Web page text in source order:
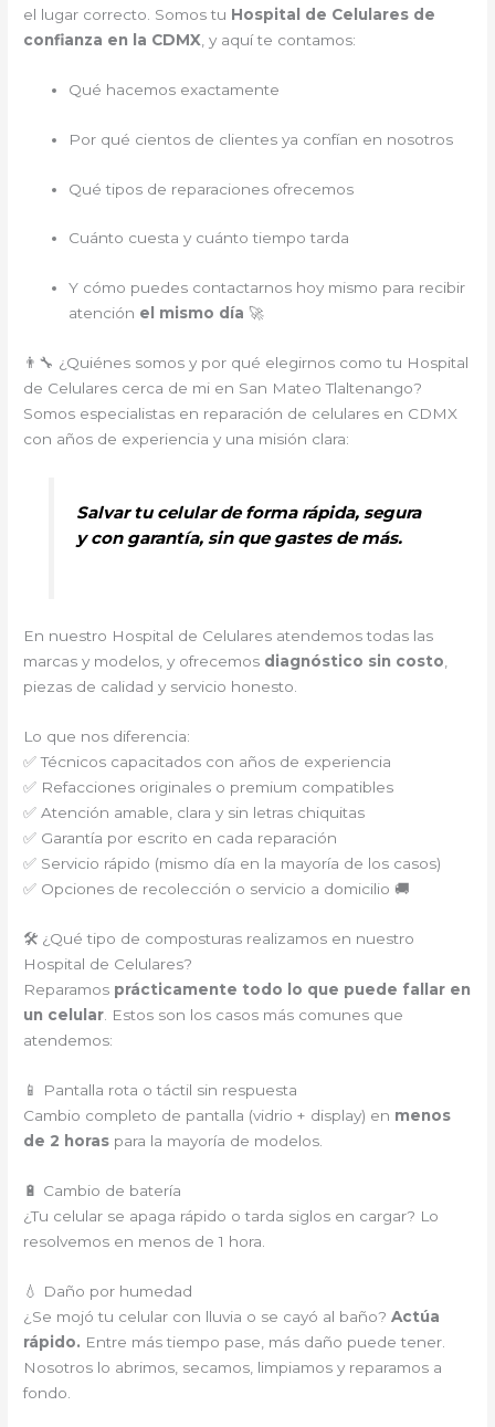
el lugar correcto. Somos tu Hospital de Celulares de
confianza en la CDMX , y aquí te contamos:
Qué hacemos exactamente
Por qué cientos de clientes ya confían en nosotros
Qué tipos de reparaciones ofrecemos
Cuánto cuesta y cuánto tiempo tarda
Y cómo puedes contactarnos hoy mismo para recibir
atención el mismo día 🚀
👨‍🔧 ¿Quiénes somos y por qué elegirnos como tu Hospital
de Celulares cerca de mi en San Mateo Tlaltenango?
Somos especialistas en reparación de celulares en CDMX
con años de experiencia y una misión clara:
Salvar tu celular de forma rápida, segura
y con garantía, sin que gastes de más.
En nuestro Hospital de Celulares atendemos todas las
marcas y modelos, y ofrecemos diagnóstico sin costo,
piezas de calidad y servicio honesto.
Lo que nos diferencia:
✅ Técnicos capacitados con años de experiencia
✅ Refacciones originales o premium compatibles
✅ Atención amable, clara y sin letras chiquitas
✅ Garantía por escrito en cada reparación
✅ Servicio rápido (mismo día en la mayoría de los casos)
✅ Opciones de recolección o servicio a domicilio 🚚
🛠️ ¿Qué tipo de composturas realizamos en nuestro
Hospital de Celulares?
Reparamos prácticamente todo lo que puede fallar en
un celular . Estos son los casos más comunes que
atendemos:
📱 Pantalla rota o táctil sin respuesta
Cambio completo de pantalla (vidrio + display) en menos
de 2 horas para la mayoría de modelos.
🔋 Cambio de batería
¿Tu celular se apaga rápido o tarda siglos en cargar? Lo
resolvemos en menos de 1 hora.
💧 Daño por humedad
¿Se mojó tu celular con lluvia o se cayó al baño?Actúa
rápido. Entre más tiempo pase, más daño puede tener.
Nosotros lo abrimos, secamos, limpiamos y reparamos a
fondo.